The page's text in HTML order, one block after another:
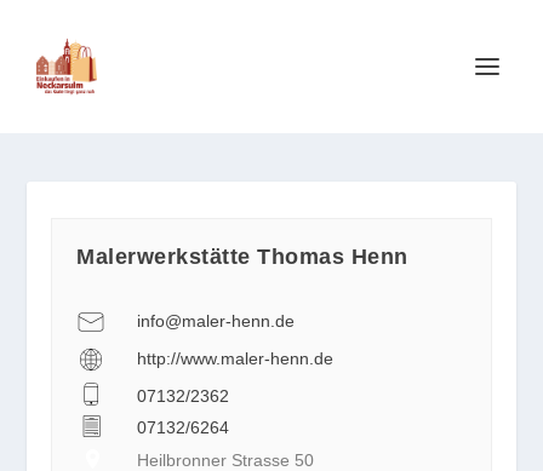
Malerwerkstätte Thomas Henn
info@maler-henn.de
http://www.maler-henn.de
07132/2362
07132/6264
Heilbronner Strasse 50